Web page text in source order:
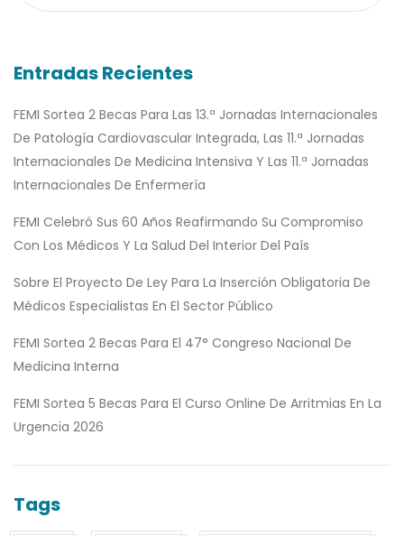
Entradas Recientes
FEMI Sortea 2 Becas Para Las 13.ª Jornadas Internacionales
De Patología Cardiovascular Integrada, Las 11.ª Jornadas
Internacionales De Medicina Intensiva Y Las 11.ª Jornadas
Internacionales De Enfermería
FEMI Celebró Sus 60 Años Reafirmando Su Compromiso
Con Los Médicos Y La Salud Del Interior Del País
Sobre El Proyecto De Ley Para La Inserción Obligatoria De
Médicos Especialistas En El Sector Público
FEMI Sortea 2 Becas Para El 47° Congreso Nacional De
Medicina Interna
FEMI Sortea 5 Becas Para El Curso Online De Arritmias En La
Urgencia 2026
Tags